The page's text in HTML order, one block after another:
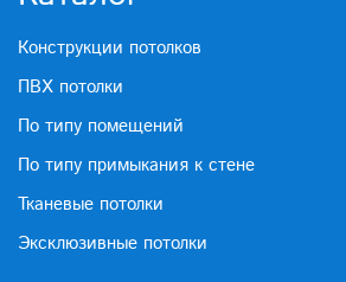
Конструкции потолков
ПВХ потолки
По типу помещений
По типу примыкания к стене
Тканевые потолки
Эксклюзивные потолки